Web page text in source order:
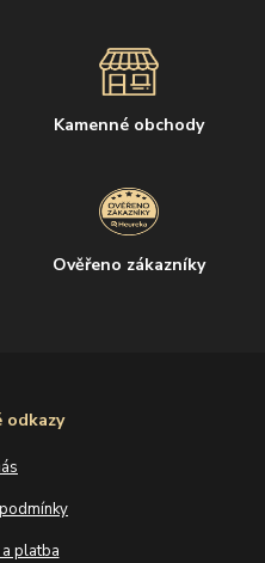
Kamenné obchody
Ověřeno zákazníky
odkazy
platba